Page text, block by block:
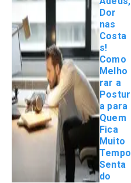
Dor
nas
Costa
s!
Como
Melho
rar a
Postur
a para
Quem
Fica
Muito
Tempo
Senta
do